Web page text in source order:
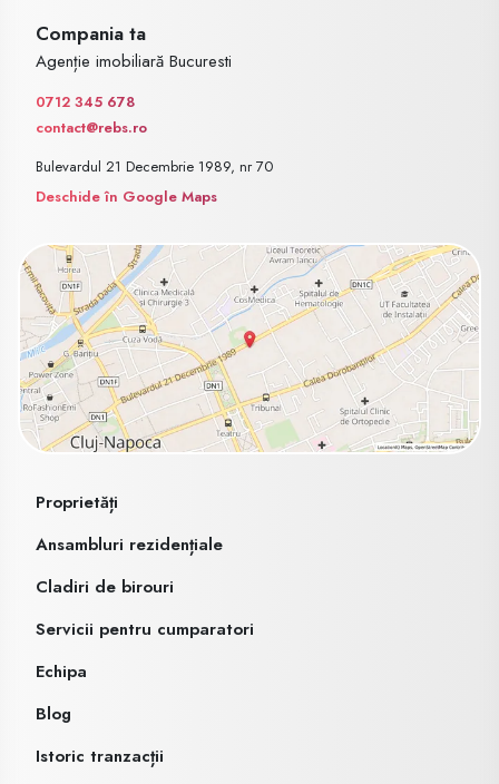
Compania ta
Agenție imobiliară Bucuresti
0712 345 678
contact@rebs.ro
Bulevardul 21 Decembrie 1989, nr 70
Deschide în Google Maps
Proprietăți
Ansambluri rezidențiale
Cladiri de birouri
Servicii pentru cumparatori
Echipa
Blog
Istoric tranzacții